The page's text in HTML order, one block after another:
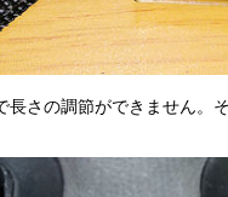
さの調節ができません